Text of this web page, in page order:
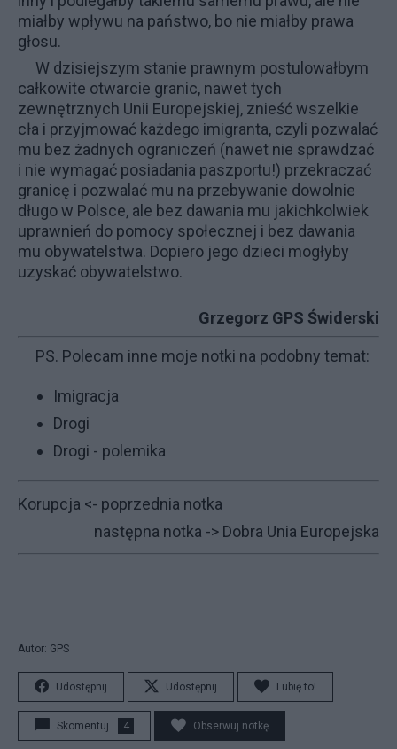
miałby wpływu na państwo, bo nie miałby prawa
głosu.
W dzisiejszym stanie prawnym postulowałbym
całkowite otwarcie granic, nawet tych
zewnętrznych Unii Europejskiej, znieść wszelkie
cła i przyjmować każdego imigranta, czyli pozwalać
mu bez żadnych ograniczeń (nawet nie sprawdzać
i nie wymagać posiadania paszportu!) przekraczać
granicę i pozwalać mu na przebywanie dowolnie
długo w Polsce, ale bez dawania mu jakichkolwiek
uprawnień do pomocy społecznej i bez dawania
mu obywatelstwa. Dopiero jego dzieci mogłyby
uzyskać obywatelstwo.
Grzegorz GPS Świderski
PS. Polecam inne moje notki na podobny temat:
Imigracja
Drogi
Drogi - polemika
Korupcja <- poprzednia notka
następna notka -> Dobra Unia Europejska
Autor: GPS
Udostępnij Udostępnij Lubię to!
Skomentuj 4 Obserwuj notkę